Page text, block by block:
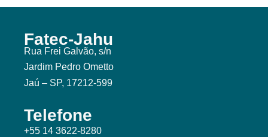
Fatec-Jahu
Rua Frei Galvão, s/n
Jardim Pedro Ometto
Jaú – SP, 17212-599
Telefone
+55 14 3622-8280